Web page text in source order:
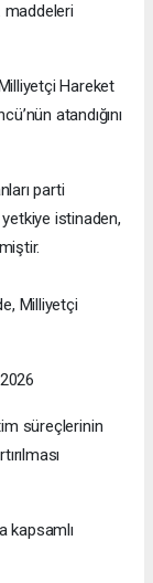
maddeleri
Hareket
atandığını
parti
istinaden,
Milliyetçi
süreçlerinin
kapsamlı